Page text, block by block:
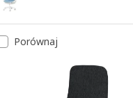
Porównaj